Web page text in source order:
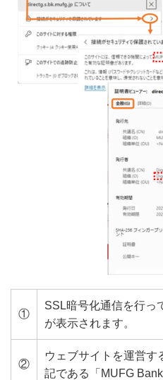
①
SSL暗号化通信を行っ
が表示されます。
②
ウェブサイトを運営す
記である「MUFG